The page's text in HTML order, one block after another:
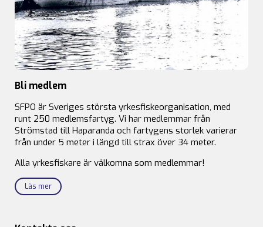
Bli medlem
SFPO är Sveriges största yrkesfiskeorganisation, med
runt 250 medlemsfartyg. Vi har medlemmar från
Strömstad till Haparanda och fartygens storlek varierar
från under 5 meter i längd till strax över 34 meter.
Alla yrkesfiskare är välkomna som medlemmar!
Läs mer